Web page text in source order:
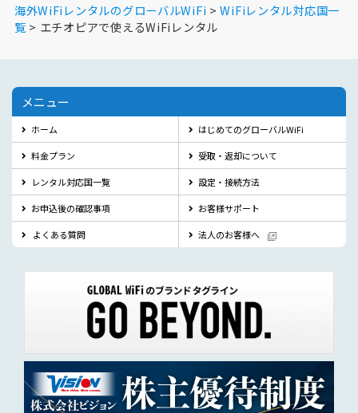
海外WiFiレンタルのグローバルWiFi
WiFiレンタル対応国一
覧
エチオピアで使えるWiFiレンタル
メニュー
ホーム はじめてのグローバルWiFi
料金プラン 受取・返却について
レンタル対応国一覧 設定・接続方法
お申込後の確認事項 お客様サポート
よくある質問 法人のお客様へ